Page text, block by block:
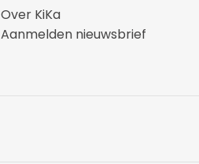
Over KiKa
Aanmelden nieuwsbrief